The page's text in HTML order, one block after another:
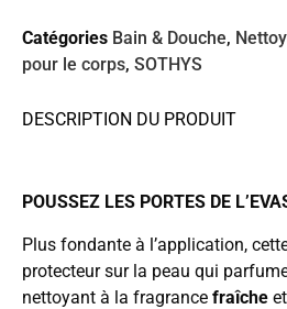
Catégories Bain & Douche,
pour le corps, SOTHYS
DESCRIPTION DU PRODUIT
POUSSEZ LES PORTES DE
Plus fondante à l’application,
protecteur sur la peau qui
nettoyant à la fragrance fraîche et